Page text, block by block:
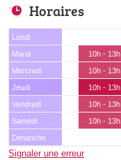
Horaires
Lundi
Mardi
10h - 13h
Mercredi
10h - 13h
Jeudi
10h - 13h
Vendredi
10h - 13h
Samedi
10h - 13h
Dimanche
Signaler une erreur